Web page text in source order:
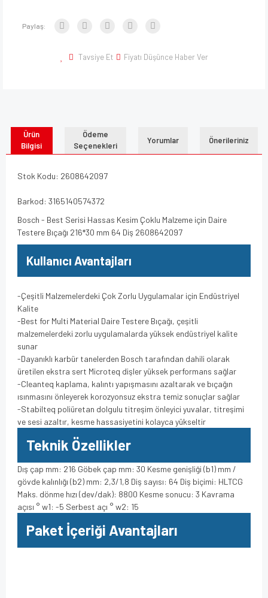
Paylaş:
Tavsiye Et Fiyatı Düşünce Haber Ver
Ürün
Bilgisi
Ödeme
Seçenekleri
Yorumlar Önerileriniz
Stok Kodu: 2608642097
Barkod: 3165140574372
Bosch - Best Serisi Hassas Kesim Çoklu Malzeme için Daire
Testere Bıçağı 216*30 mm 64 Diş 2608642097
Kullanıcı Avantajları
-Çeşitli Malzemelerdeki Çok Zorlu Uygulamalar için Endüstriyel
Kalite
-Best for Multi Material Daire Testere Bıçağı, çeşitli
malzemelerdeki zorlu uygulamalarda yüksek endüstriyel kalite
sunar
-Dayanıklı karbür tanelerden Bosch tarafından dahili olarak
üretilen ekstra sert Microteq dişler yüksek performans sağlar
-Cleanteq kaplama, kalıntı yapışmasını azaltarak ve bıçağın
ısınmasını önleyerek korozyonsuz ekstra temiz sonuçlar sağlar
-Stabilteq poliüretan dolgulu titreşim önleyici yuvalar, titreşimi
ve sesi azaltır, kesme hassasiyetini kolayca yükseltir
Teknik Özellikler
Dış çap mm: 216 Göbek çap mm: 30 Kesme genişliği (b1) mm /
gövde kalınlığı (b2) mm: 2,3/1,8 Diş sayısı: 64 Diş biçimi: HLTCG
Maks. dönme hızı (dev/dak): 8800 Kesme sonucu: 3 Kavrama
açısı ° w1: -5 Serbest açı ° w2: 15
Paket İçeriği Avantajları